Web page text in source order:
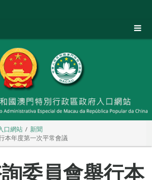
口網站
新聞
本年度第一次平常會議
委員會舉行本